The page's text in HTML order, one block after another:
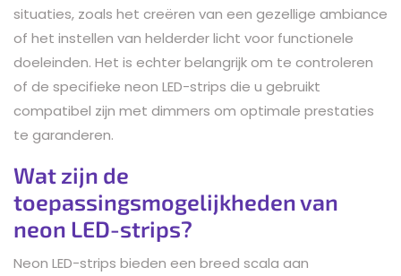
situaties, zoals het creëren van een gezellige ambiance
of het instellen van helderder licht voor functionele
doeleinden. Het is echter belangrijk om te controleren
of de specifieke neon LED-strips die u gebruikt
compatibel zijn met dimmers om optimale prestaties
te garanderen.
Wat zijn de
toepassingsmogelijkheden van
neon LED-strips?
Neon LED-strips bieden een breed scala aan